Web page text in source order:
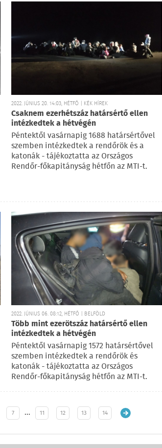
2022. JÚNIUS 20. 14:03, HÉTFŐ | KÉK HÍREK
Csaknem ezerhétszáz határsértő ellen
intézkedtek a hétvégén
Péntektől vasárnapig 1688 határsértővel
szemben intézkedtek a rendőrök és a
katonák - tájékoztatta az Országos
Rendőr-főkapitányság hétfőn az MTI-t.
2022. JÚNIUS 06. 08:12, HÉTFŐ | BELFÖLD
Több mint ezerötszáz határsértő ellen
intézkedtek a hétvégén
Péntektől vasárnapig 1572 határsértővel
szemben intézkedtek a rendőrök és
katonák - tájékoztatta az Országos
Rendőr-főkapitányság hétfőn az MTI-t.
7 … 11 12 13 14